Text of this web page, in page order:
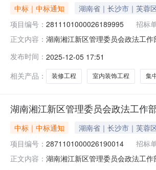
中标｜中标通知 湖南省｜长沙市｜芙蓉
项目编号： 2811101000026189995 招标
正文内容： 湖南湘江新区管理委员会政法工
市湖南湘江新区管理委员会报价
用代
发布时间： 2025-12-05 17:51
相关产品：
装修工程 室内装饰工程 集
湖南湘江新区管理委员会政法工作
中标｜中标通知 湖南省｜长沙市｜芙蓉
项目编号： 2871101000026190014 招标
正文内容： 湖南湘江新区管理委员会政法工